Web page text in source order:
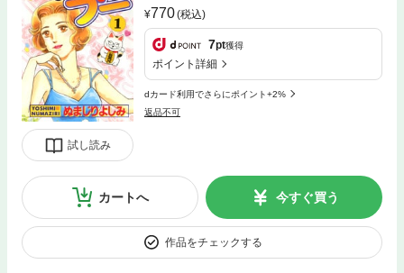
試し読み
770(税込)
7pt獲得
ポイント詳細
dカード利用でさらにポイント+2%
返品不可
カートへ 今すぐ買う
作品をチェックする